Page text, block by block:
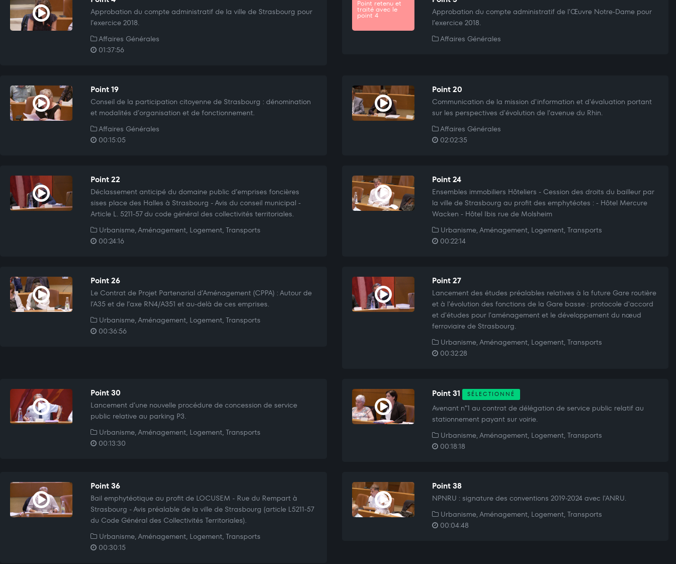
Approbation du compte administratif de la ville de Strasbourg pour
l’exercice 2018.
Affaires Générales
01:37:56
Point retenu et
traité avec le
point 4
Approbation du compte administratif de l'Œuvre Notre-Dame pour
l’exercice 2018.
Affaires Générales
Point 19
Conseil de la participation citoyenne de Strasbourg : dénomination
et modalités d’organisation et de fonctionnement.
Affaires Générales
00:15:05
Point 20
Communication de la mission d'information et d'évaluation portant
sur les perspectives d'évolution de l'avenue du Rhin.
Affaires Générales
02:02:35
Point 22
Déclassement anticipé du domaine public d’emprises foncières
sises place des Halles à Strasbourg - Avis du conseil municipal -
Article L. 5211-57 du code général des collectivités territoriales.
Urbanisme, Aménagement, Logement, Transports
00:24:16
Point 24
Ensembles immobiliers Hôteliers - Cession des droits du bailleur par
la ville de Strasbourg au profit des emphytéotes : - Hôtel Mercure
Wacken - Hôtel Ibis rue de Molsheim
Urbanisme, Aménagement, Logement, Transports
00:22:14
Point 26
Le Contrat de Projet Partenarial d’Aménagement (CPPA) : Autour de
l’A35 et de l’axe RN4/A351 et au-delà de ces emprises.
Urbanisme, Aménagement, Logement, Transports
00:36:56
Point 27
Lancement des études préalables relatives à la future Gare routière
et à l'évolution des fonctions de la Gare basse : protocole d'accord
et d'études pour l'aménagement et le développement du nœud
ferroviaire de Strasbourg.
Urbanisme, Aménagement, Logement, Transports
00:32:28
Point 30
Lancement d’une nouvelle procédure de concession de service
public relative au parking P3.
Urbanisme, Aménagement, Logement, Transports
00:13:30
Point 31 SÉLECTIONNÉ
Avenant n°1 au contrat de délégation de service public relatif au
stationnement payant sur voirie.
Urbanisme, Aménagement, Logement, Transports
00:18:18
Point 36
Bail emphytéotique au profit de LOCUSEM - Rue du Rempart à
Strasbourg - Avis préalable de la ville de Strasbourg (article L5211-57
du Code Général des Collectivités Territoriales).
Urbanisme, Aménagement, Logement, Transports
00:30:15
Point 38
NPNRU : signature des conventions 2019-2024 avec l'ANRU.
Urbanisme, Aménagement, Logement, Transports
00:04:48